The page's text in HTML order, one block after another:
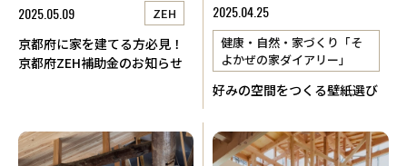
2025.05.09 ZEH
京都府に家を建てる方必見！
京都府ZEH補助金のお知らせ
2025.04.25
健康・自然・家づくり「そ
よかぜの家ダイアリー」
好みの空間をつくる壁紙選び